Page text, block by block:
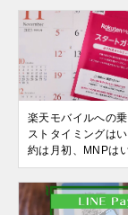
楽天モバイルへの
ストタイミングは
約は月初、MNPは